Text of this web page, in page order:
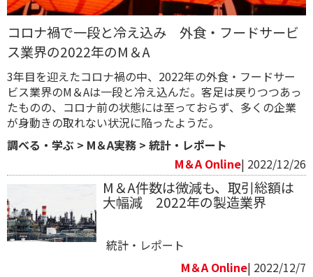
コロナ禍で一段と冷え込み 外食・フードサービ
ス業界の2022年のM＆A
3年目を迎えたコロナ禍の中、2022年の外食・フードサー
ビス業界のM＆Aは一段と冷え込んだ。客足は戻りつつあっ
たものの、コロナ前の状態には至っておらず、多くの企業
が身動きの取れない状況に陥ったようだ。
調べる・学ぶ > M＆A実務 > 統計・レポート
M＆A Online| 2022/12/26
M＆A件数は微減も、取引総額は
大幅減 2022年の製造業界
統計・レポート
M＆A Online| 2022/12/7